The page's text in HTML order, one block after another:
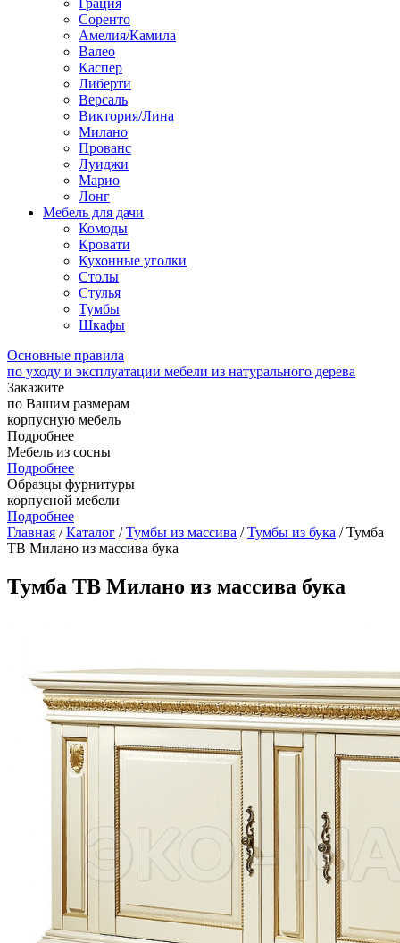
Грация
Соренто
Амелия/Камила
Валео
Каспер
Либерти
Версаль
Виктория/Лина
Милано
Прованс
Луиджи
Марио
Лонг
Мебель для дачи
Комоды
Кровати
Кухонные уголки
Столы
Стулья
Тумбы
Шкафы
Основные правила
по уходу и эксплуатации мебели из натурального дерева
Закажите
по Вашим размерам
корпусную мебель
Подробнее
Мебель из сосны
Подробнее
Образцы фурнитуры
корпусной мебели
Подробнее
Главная /Каталог /Тумбы из массива /Тумбы из бука / Тумба
ТВ Милано из массива бука
Тумба ТВ Милано из массива бука